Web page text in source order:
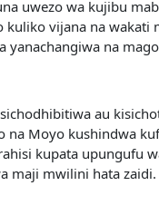
uwezo wa kujibu
vijana na
na
au
Moyo kushindwa
kupata
maji mwilini hata zaidi.